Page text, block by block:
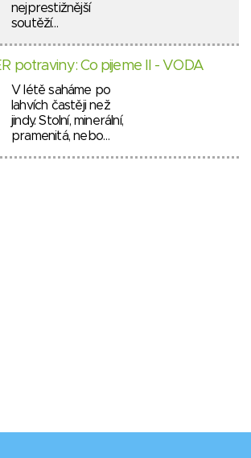
nejprestižnější
soutěží…
potraviny: Co pijeme II - VODA
V létě saháme po
lahvích častěji než
jindy. Stolní, minerální,
pramenitá, nebo…